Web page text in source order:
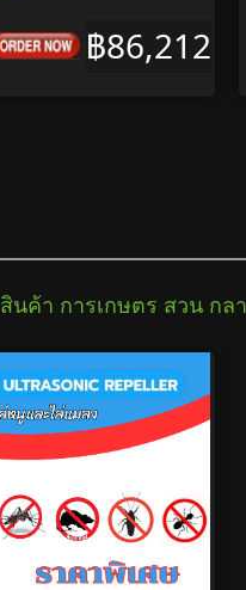
฿86,212
สินค้า การเกษตร สวน กล